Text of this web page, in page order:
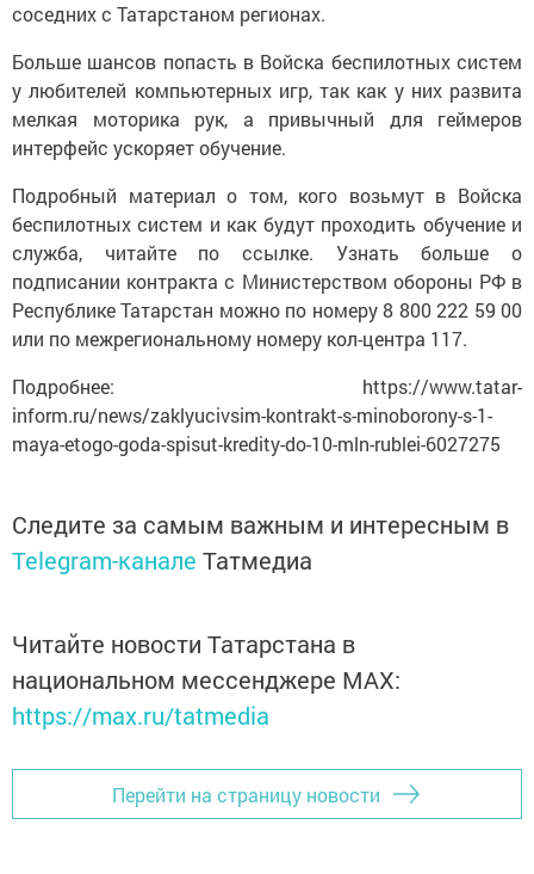
соседних с Татарстаном регионах.
Больше шансов попасть в Войска беспилотных систем
у любителей компьютерных игр, так как у них развита
мелкая моторика рук, а привычный для геймеров
интерфейс ускоряет обучение.
Подробный материал о том, кого возьмут в Войска
беспилотных систем и как будут проходить обучение и
служба, читайте по ссылке. Узнать больше о
подписании контракта с Министерством обороны РФ в
Республике Татарстан можно по номеру 8 800 222 59 00
или по межрегиональному номеру кол-центра 117.
Подробнее: https://www.tatar-
inform.ru/news/zaklyucivsim-kontrakt-s-minoborony-s-1-
maya-etogo-goda-spisut-kredity-do-10-mln-rublei-6027275
Следите за самым важным и интересным в
Telegram-канале Татмедиа
Читайте новости Татарстана в
национальном мессенджере MАХ:
https://max.ru/tatmedia
Перейти на страницу новости